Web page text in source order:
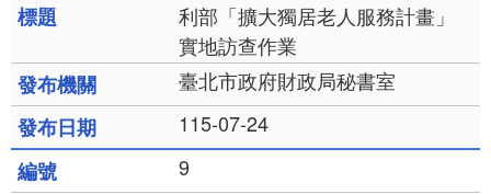
利部「擴大獨居老人服務計畫」
實地訪查作業
臺北市政府財政局秘書室
115-07-24
9